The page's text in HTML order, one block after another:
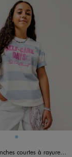
en 1 coloris
BLEU CIEL
à rayures avec inscription fille